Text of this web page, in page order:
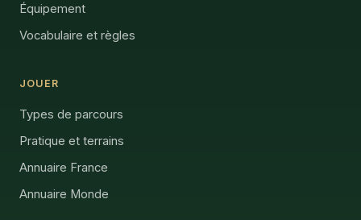
Équipement
Vocabulaire et règles
JOUER
Types de parcours
Pratique et terrains
Annuaire France
Annuaire Monde